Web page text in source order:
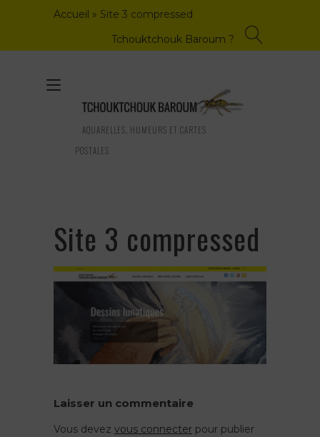
Accueil » Site 3 compressed
Tchouktchouk Baroum ?
AQUARELLES, HUMEURS ET CARTES
POSTALES
Toggle
navigation
Site 3 compressed
Laisser un commentaire
Vous devez vous connecterpour publier